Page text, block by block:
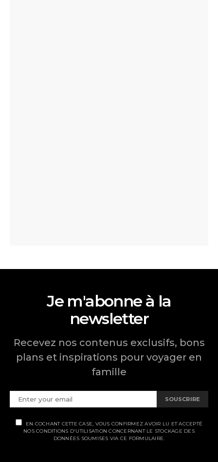
Je m'abonne à la
newsletter
Recevez nos contenus exclusifs, bons
plans et inspirations pour voyager en
famille
SOUSCRIRE
EN COCHANT CETTE CASE, VOUS CONFIRMEZ AVOIR LU ET ACCEPTÉ
NOS CONDITIONS D'UTILISATION CONCERNANT LE STOCKAGE DES
DONNÉES SOUMISES VIA CE FORMULAIRE.